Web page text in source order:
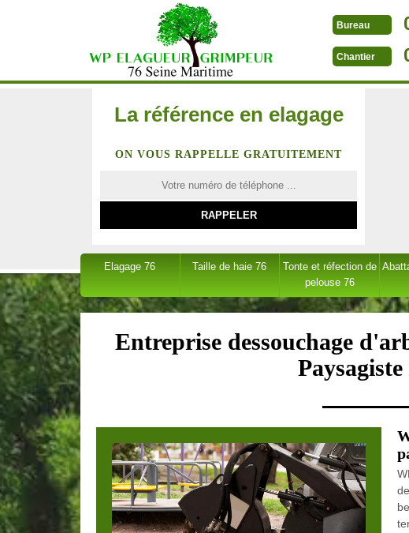
Bureau
Chantier
La référence en elagage
ON VOUS RAPPELLE GRATUITEMENT
Elagage 76 Taille de haie 76
Tonte et réfection de
pelouse 76
Entreprise dessouchage